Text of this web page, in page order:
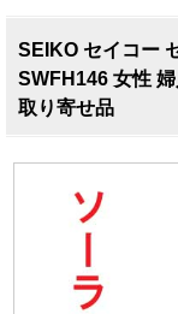
SEIKO セイコー
SWFH146 女性
取り寄せ品